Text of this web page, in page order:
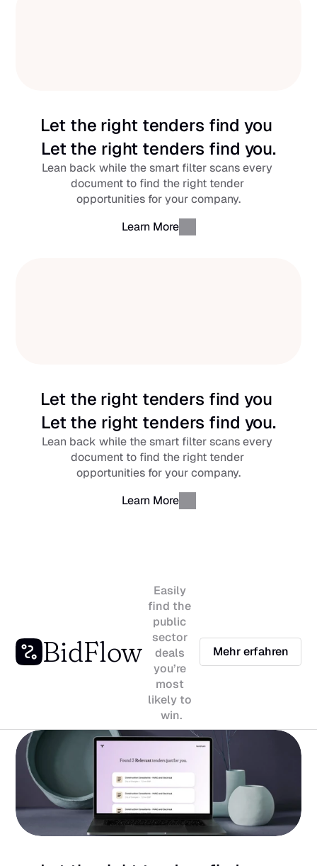
Let the right tenders find you
Let the right tenders find you.
Lean back while the smart filter scans every
document to find the right tender
opportunities for your company.
Learn More
Let the right tenders find you
Let the right tenders find you.
Lean back while the smart filter scans every
document to find the right tender
opportunities for your company.
Learn More
BidFlow
Easily
find the
public
sector
deals
you’re
most
likely to
win.
Mehr erfahren